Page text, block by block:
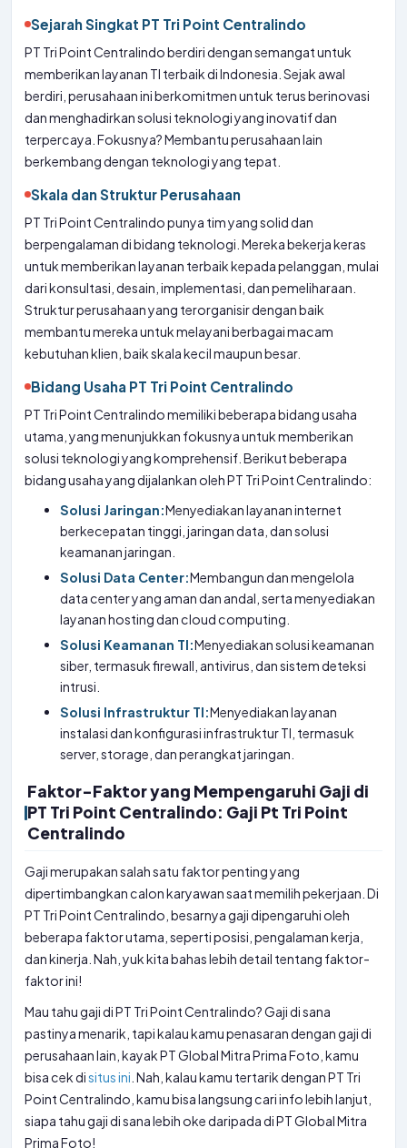
Sejarah Singkat PT Tri Point Centralindo
PT Tri Point Centralindo berdiri dengan semangat untuk
memberikan layanan TI terbaik di Indonesia. Sejak awal
berdiri, perusahaan ini berkomitmen untuk terus berinovasi
dan menghadirkan solusi teknologi yang inovatif dan
terpercaya. Fokusnya? Membantu perusahaan lain
berkembang dengan teknologi yang tepat.
Skala dan Struktur Perusahaan
PT Tri Point Centralindo punya tim yang solid dan
berpengalaman di bidang teknologi. Mereka bekerja keras
untuk memberikan layanan terbaik kepada pelanggan, mulai
dari konsultasi, desain, implementasi, dan pemeliharaan.
Struktur perusahaan yang terorganisir dengan baik
membantu mereka untuk melayani berbagai macam
kebutuhan klien, baik skala kecil maupun besar.
Bidang Usaha PT Tri Point Centralindo
PT Tri Point Centralindo memiliki beberapa bidang usaha
utama, yang menunjukkan fokusnya untuk memberikan
solusi teknologi yang komprehensif. Berikut beberapa
bidang usaha yang dijalankan oleh PT Tri Point Centralindo:
Solusi Jaringan:Menyediakan layanan internet
berkecepatan tinggi, jaringan data, dan solusi
keamanan jaringan.
Solusi Data Center:Membangun dan mengelola
data center yang aman dan andal, serta menyediakan
layanan hosting dan cloud computing.
Solusi Keamanan TI:Menyediakan solusi keamanan
siber, termasuk firewall, antivirus, dan sistem deteksi
intrusi.
Solusi Infrastruktur TI:Menyediakan layanan
instalasi dan konfigurasi infrastruktur TI, termasuk
server, storage, dan perangkat jaringan.
Faktor-Faktor yang Mempengaruhi Gaji di
PT Tri Point Centralindo: Gaji Pt Tri Point
Centralindo
Gaji merupakan salah satu faktor penting yang
dipertimbangkan calon karyawan saat memilih pekerjaan. Di
PT Tri Point Centralindo, besarnya gaji dipengaruhi oleh
beberapa faktor utama, seperti posisi, pengalaman kerja,
dan kinerja. Nah, yuk kita bahas lebih detail tentang faktor-
faktor ini!
Mau tahu gaji di PT Tri Point Centralindo? Gaji di sana
pastinya menarik, tapi kalau kamu penasaran dengan gaji di
perusahaan lain, kayak PT Global Mitra Prima Foto, kamu
bisa cek disitus ini . Nah, kalau kamu tertarik dengan PT Tri
Point Centralindo, kamu bisa langsung cari info lebih lanjut,
siapa tahu gaji di sana lebih oke daripada di PT Global Mitra
Prima Foto!